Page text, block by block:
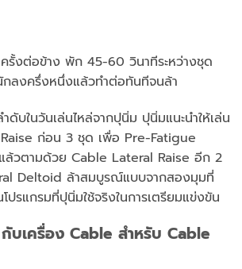
รั้งต่อข้าง พัก 45-60 วินาทีระหว่างชุด
ลงครึ่งหนึ่งแล้วทำต่อทันทีจนล้า
ดับในวันเล่นไหล่จากปุนิ่ม ปุนิ่มแนะนำให้เล่น
ก่อน 3 ชุด เพื่อ Pre-Fatigue
วตามด้วย Cable Lateral Raise อีก 2
Deltoid ล้าสมบูรณ์แบบจากสองมุมที่
ปรแกรมที่ปุนิ่มใช้จริงในการเตรียมแข่งขัน
บเครื่อง Cable สำหรับ Cable